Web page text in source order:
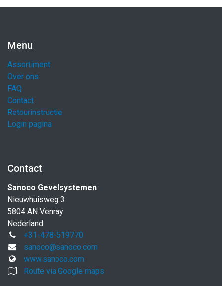
Menu
Assortiment
Over ons
FAQ
Contact
Retourinstructie
Login pagina
Contact
Sanoco Gevelsystemen
Nieuwhuisweg 3
5804 AN Venray
Nederland
+31-478-519770
sanoco@sanoco.com
www.sanoco.com
Route via Google maps